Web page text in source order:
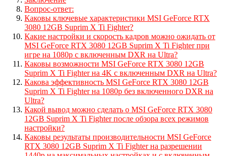
Вопрос-ответ:
Каковы ключевые характеристики MSI GeForce RTX
3080 12GB Suprim X Ti Fighter?
Какие настройки и скорость кадров можно ожидать от
MSI GeForce RTX 3080 12GB Suprim X Ti Fighter при
игре на 1080p с включенным DXR на Ultra?
Каковы возможности MSI GeForce RTX 3080 12GB
Suprim X Ti Fighter на 4K с включенным DXR на Ultra?
Какова эффективность MSI GeForce RTX 3080 12GB
Suprim X Ti Fighter на 1080p без включенного DXR на
Ultra?
Какой вывод можно сделать о MSI GeForce RTX 3080
12GB Suprim X Ti Fighter после обзора всех режимов
настройки?
Каковы результаты производительности MSI GeForce
RTX 3080 12GB Suprim X Ti Fighter на разрешении